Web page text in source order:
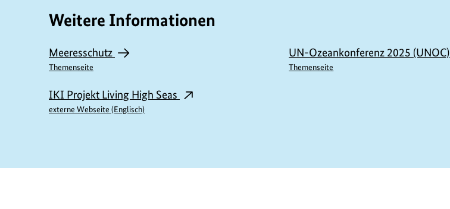
n
d
t
e
I
n
Weitere Informationen
Meeresschutz
Themenseite
UN-Ozeankonferenz 2025 (UNOC)
Themenseite
IKI Projekt Living High Seas
externe Webseite (Englisch)